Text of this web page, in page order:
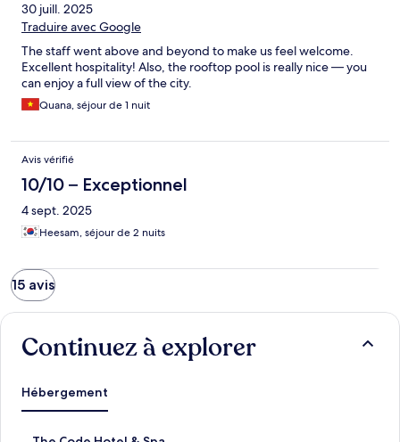
30 juill. 2025
Traduire avec Google
The staff went above and beyond to make us feel welcome.
Excellent hospitality! Also, the rooftop pool is really nice — you
can enjoy a full view of the city.
Quana, séjour de 1 nuit
Avis vérifié
10/10 – Exceptionnel
4 sept. 2025
Heesam, séjour de 2 nuits
15 avis
Continuez à explorer
Hébergement